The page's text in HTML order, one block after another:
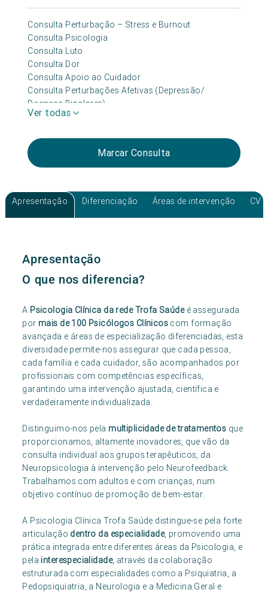
Consulta Perturbação – Stress e Burnout
Consulta Psicologia
Consulta Luto
Consulta Dor
Consulta Apoio ao Cuidador
Consulta Perturbações Afetivas (Depressão/
Doenças Bipolares)
Consulta Gravidez e Pós-parto
Ver todas
Marcar Consulta
Apresentação Diferenciação Áreas de intervenção CV
Apresentação
O que nos diferencia?
A Psicologia Clínica da rede Trofa Saúdeé assegurada
por mais de 100 Psicólogos Clínicos com formação
avançada e áreas de especialização diferenciadas, esta
diversidade permite-nos assegurar que cada pessoa,
cada família e cada cuidador, são acompanhados por
profissionais com competências específicas,
garantindo uma intervenção ajustada, científica e
verdadeiramente individualizada.
Distinguimo-nos pela multiplicidade de tratamentos que
proporcionamos, altamente inovadores, que vão da
consulta individual aos grupos terapêuticos, da
Neuropsicologia à intervenção pelo Neurofeedback.
Trabalhamos com adultos e com crianças, num
objetivo contínuo de promoção de bem-estar.
A Psicologia Clínica Trofa Saúde distingue-se pela forte
articulação dentro da especialidade, promovendo uma
prática integrada entre diferentes áreas da Psicologia, e
pela interespecialidade, através da colaboração
estruturada com especialidades como a Psiquiatria, a
Pedopsiquiatria, a Neurologia e a Medicina Geral e